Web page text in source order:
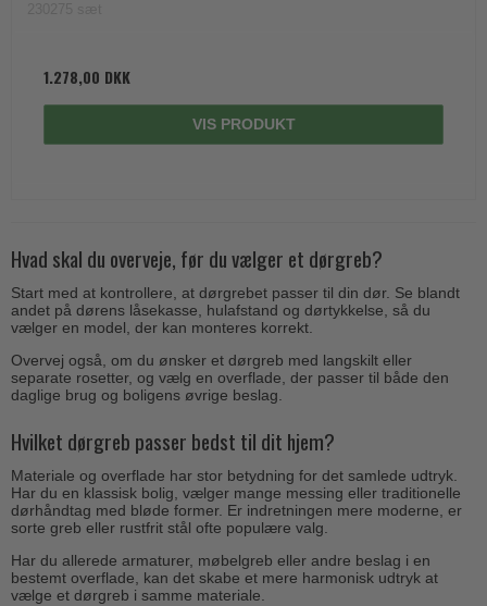
1.278,00 DKK
VIS PRODUKT
Hvad skal du overveje, før du vælger et dørgreb?
Start med at kontrollere, at dørgrebet passer til din dør. Se blandt
andet på dørens låsekasse, hulafstand og dørtykkelse, så du
vælger en model, der kan monteres korrekt.
Overvej også, om du ønsker et dørgreb med langskilt eller
separate rosetter, og vælg en overflade, der passer til både den
daglige brug og boligens øvrige beslag.
Hvilket dørgreb passer bedst til dit hjem?
Materiale og overflade har stor betydning for det samlede udtryk.
Har du en klassisk bolig, vælger mange messing eller traditionelle
dørhåndtag med bløde former. Er indretningen mere moderne, er
sorte greb eller rustfrit stål ofte populære valg.
Har du allerede armaturer, møbelgreb eller andre beslag i en
bestemt overflade, kan det skabe et mere harmonisk udtryk at
vælge et dørgreb i samme materiale.